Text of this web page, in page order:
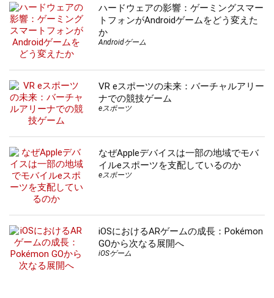
ハードウェアの影響：ゲーミングスマー
トフォンがAndroidゲームをどう変えた
か
Androidゲーム
VR eスポーツの未来：バーチャルアリー
ナでの競技ゲーム
eスポーツ
なぜAppleデバイスは一部の地域でモバ
イルeスポーツを支配しているのか
eスポーツ
iOSにおけるARゲームの成長：Pokémon
GOから次なる展開へ
iOSゲーム